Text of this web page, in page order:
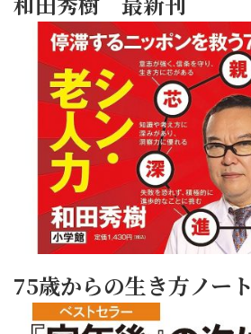
75歳からの生き方ノート